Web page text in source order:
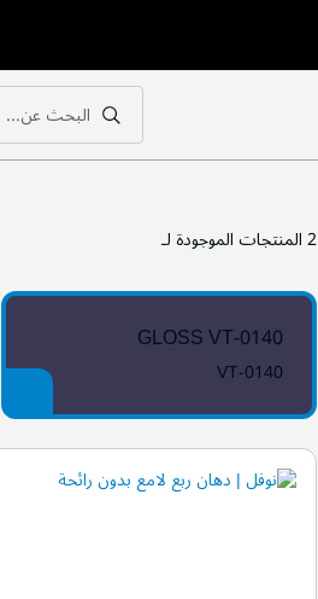
بحث
البحث عن...
بحث
2المنتجات الموجودة لـ
GLOSS VT-0140
VT-0140